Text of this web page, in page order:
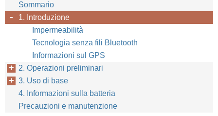
Sommario
1. Introduzione
Impermeabilità
Tecnologia senza fili Bluetooth
Informazioni sul GPS
2. Operazioni preliminari
3. Uso di base
4. Informazioni sulla batteria
Precauzioni e manutenzione